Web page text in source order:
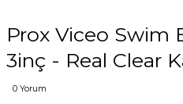
Prox Viceo Swim
3inç - Real Clear
0 Yorum